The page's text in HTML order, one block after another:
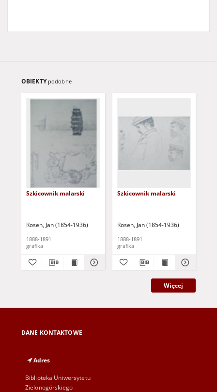
OBIEKTY podobne
Szkicownik malarski
Rosen, Jan (1854-1936)
1888-1891
grafika
Szkicownik malarski
Rosen, Jan (1854-1936)
1888-1891
grafika
Więcej
DANE KONTAKTOWE
Adres
Biblioteka Uniwersytetu
Zielonogórskiego